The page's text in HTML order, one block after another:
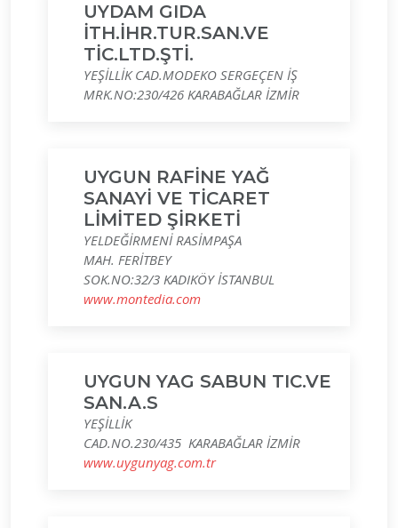
UYDAM GIDA
İTH.İHR.TUR.SAN.VE
TİC.LTD.ŞTİ.
YEŞİLLİK CAD.MODEKO SERGEÇEN İŞ
MRK.NO:230/426 KARABAĞLAR İZMİR
UYGUN RAFİNE YAĞ
SANAYİ VE TİCARET
LİMİTED ŞİRKETİ
YELDEĞİRMENİ RASİMPAŞA
MAH. FERİTBEY
SOK.NO:32/3 KADIKÖY İSTANBUL
www.montedia.com
UYGUN YAG SABUN TIC.VE
SAN.A.S
YEŞİLLİK
CAD.NO.230/435 KARABAĞLAR İZMİR
www.uygunyag.com.tr